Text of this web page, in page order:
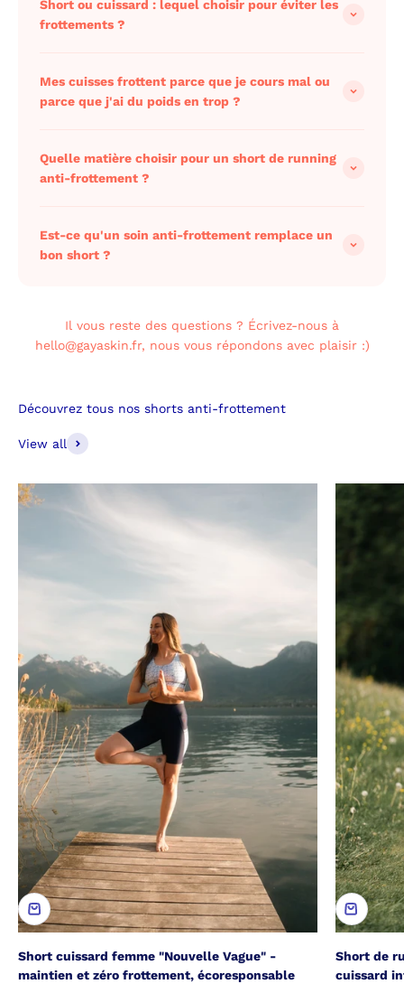
Short ou cuissard : lequel choisir pour éviter les
frottements ?
Mes cuisses frottent parce que je cours mal ou
parce que j'ai du poids en trop ?
Quelle matière choisir pour un short de running
anti-frottement ?
Est-ce qu'un soin anti-frottement remplace un
bon short ?
Il vous reste des questions ? Écrivez-nous à
hello@gayaskin.fr, nous vous répondons avec plaisir :)
Découvrez tous nos shorts anti-frottement
View all
Short cuissard femme "Nouvelle Vague" -
maintien et zéro frottement, écoresponsable
Short de
cuissard